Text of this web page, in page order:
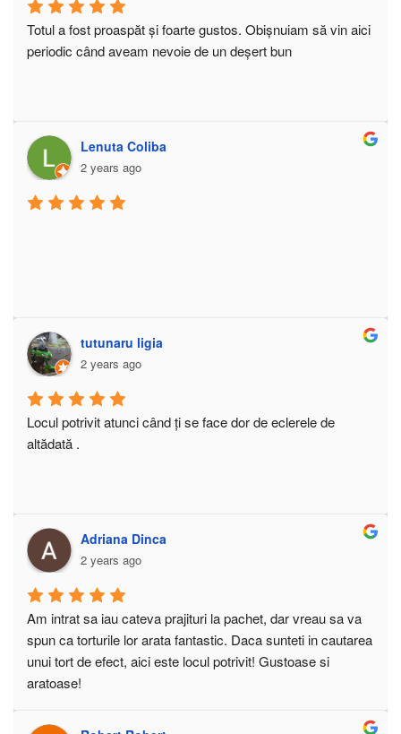
Totul a fost proaspăt și foarte gustos. Obișnuiam să vin aici
periodic când aveam nevoie de un deșert bun
Lenuta Coliba
2 years ago
tutunaru ligia
2 years ago
Locul potrivit atunci când ți se face dor de eclerele de
altădată .
Adriana Dinca
2 years ago
Am intrat sa iau cateva prajituri la pachet, dar vreau sa va
spun ca torturile lor arata fantastic. Daca sunteti in cautarea
unui tort de efect, aici este locul potrivit! Gustoase si
aratoase!